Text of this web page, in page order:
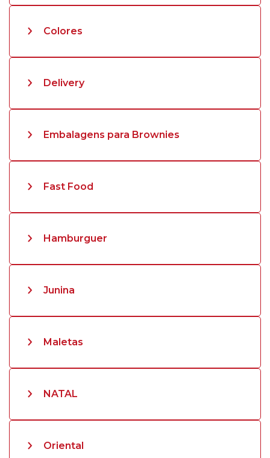
Colores
Delivery
Embalagens para Brownies
Fast Food
Hamburguer
Junina
Maletas
NATAL
Oriental